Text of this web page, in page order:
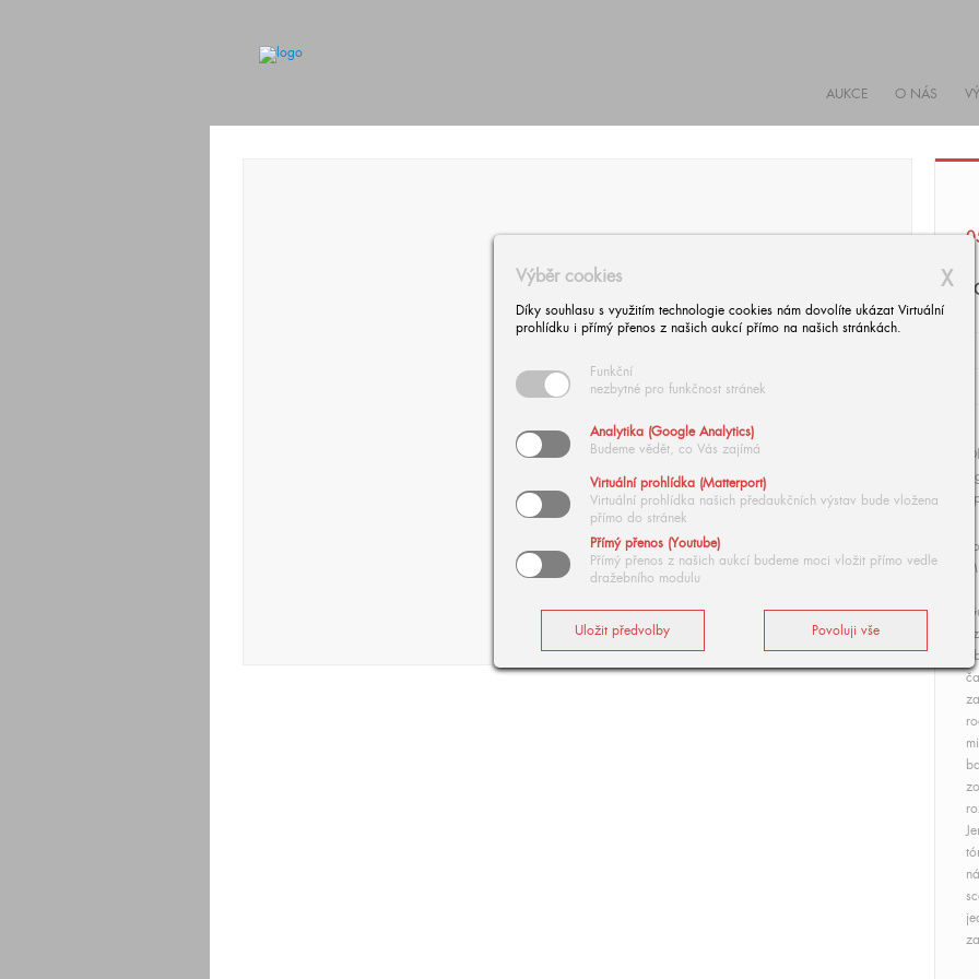
AUKCE O NÁS
X
Výběr cookies
Díky souhlasu s využitím technologie cookies nám dovolíte ukázat Virtuální
prohlídku i přímý přenos z našich aukcí přímo na našich stránkách.
Funkční
nezbytné pro funkčnost stránek
Analytika (Google Analytics)
Budeme vědět, co Vás zajímá
Virtuální prohlídka (Matterport)
Virtuální prohlídka našich předaukčních výstav bude vložena
přímo do stránek
Přímý přenos (Youtube)
Přímý přenos z našich aukcí budeme moci vložit přímo vedle
dražebního modulu